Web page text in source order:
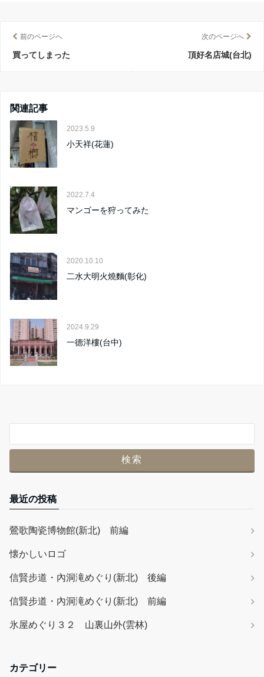
前のページへ
買ってしまった
次のページへ
頂好名店城(台北)
関連記事
2023.5.9
小天祥(花蓮)
2022.7.4
マンゴーを狩ってみた
2020.10.10
二水大明火燒麵(彰化)
2024.9.29
一德洋樓(台中)
最近の投稿
鶯歌陶瓷博物館(新北) 前編
懐かしいロゴ
信賢步道・內洞滝めぐり(新北) 後編
信賢步道・內洞滝めぐり(新北) 前編
氷屋めぐり３２ 山裏山外(雲林)
カテゴリー